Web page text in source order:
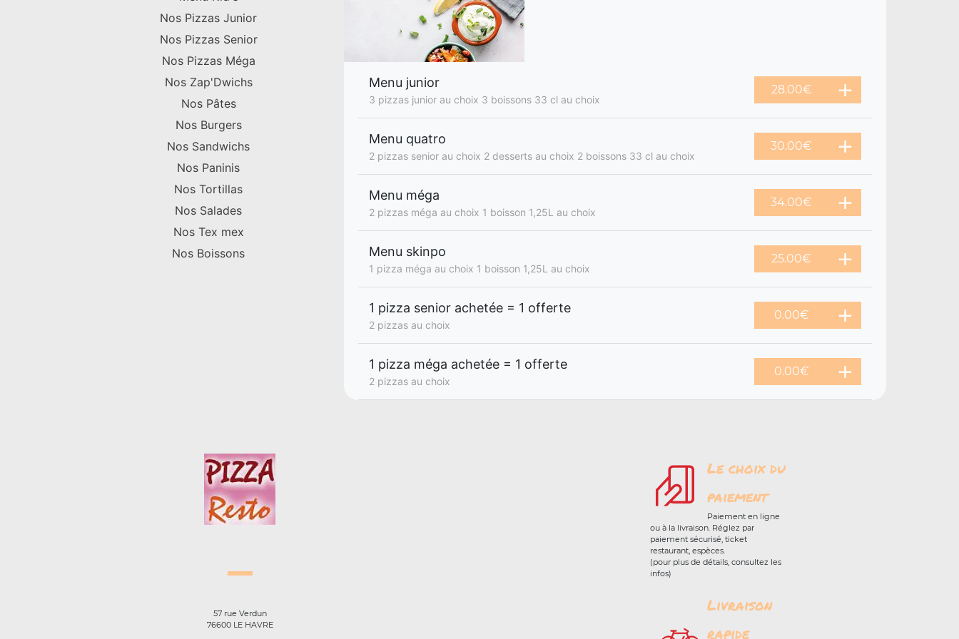
Nos Pizzas Junior
Nos Pizzas Senior
Nos Pizzas Méga
Nos Zap'Dwichs
Nos Pâtes
Nos Burgers
Nos Sandwichs
Nos Paninis
Nos Tortillas
Nos Salades
Nos Tex mex
Nos Boissons
Menu junior
3 pizzas junior au choix 3 boissons 33 cl au choix
28.00€
Menu quatro
2 pizzas senior au choix 2 desserts au choix 2 boissons 33 cl au choix
30.00€
Menu méga
2 pizzas méga au choix 1 boisson 1,25L au choix
34.00€
Menu skinpo
1 pizza méga au choix 1 boisson 1,25L au choix
25.00€
1 pizza senior achetée = 1 offerte
2 pizzas au choix
0.00€
1 pizza méga achetée = 1 offerte
2 pizzas au choix
0.00€
57 rue Verdun
76600 LE HAVRE
Le choix du
paiement
Paiement en ligne
ou à la livraison. Réglez par
paiement sécurisé, ticket
restaurant, espèces.
(pour plus de détails, consultez les
infos)
Livraison
rapide